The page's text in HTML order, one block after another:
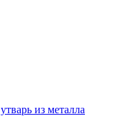
утварь из металла